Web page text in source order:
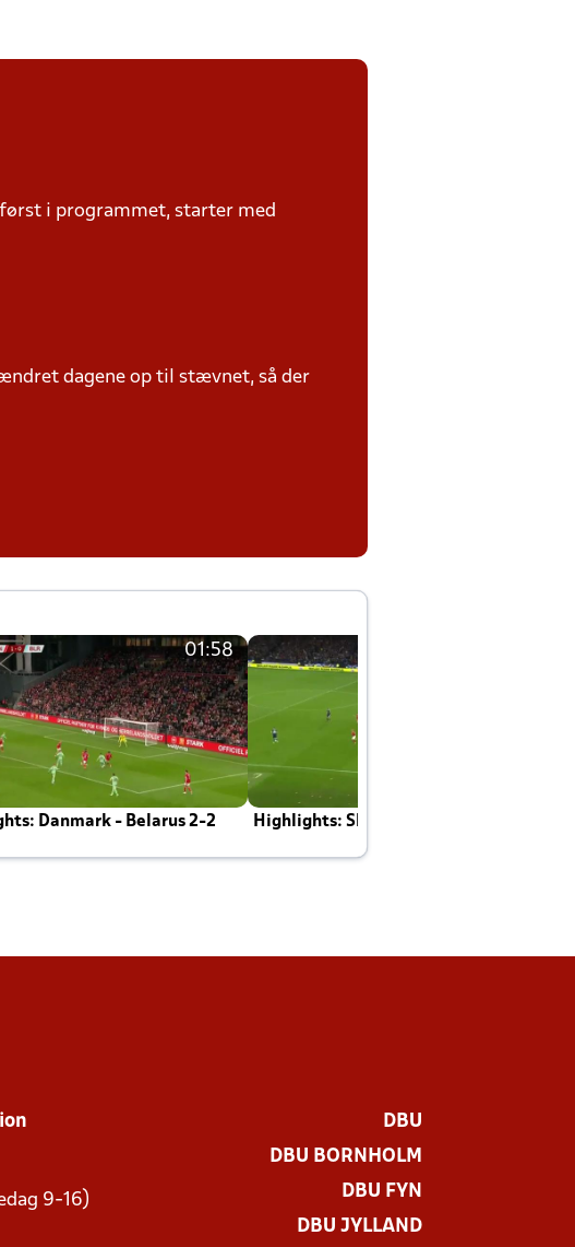
i programmet, starter med
dagene op til stævnet, så der
01:58
Danmark - Belarus 2-2 Highlights: Skotland - Danmark 4-2
9-16)
DBU
DBU BORNHOLM
DBU FYN
DBU JYLLAND